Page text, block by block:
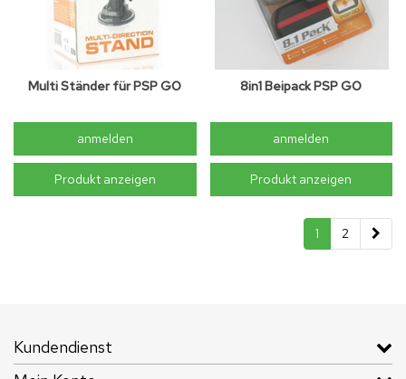
Multi Ständer für PSP GO
anmelden
Produkt anzeigen
8in1 Beipack PSP GO
anmelden
Produkt anzeigen
1 2
Kundendienst